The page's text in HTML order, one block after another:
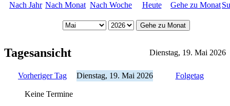
Nach Jahr Nach Monat Nach Woche Heute Gehe zu Monat
Gehe zu Monat
Tagesansicht Dienstag, 19. Mai 2026
Vorheriger Tag Dienstag, 19. Mai 2026 Folgetag
Keine Termine